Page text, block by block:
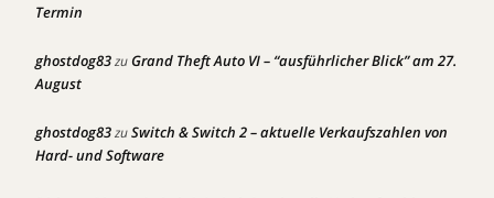
Termin
ghostdog83zuGrand Theft Auto VI – “ausführlicher Blick” am 27.
August
ghostdog83zuSwitch & Switch 2 – aktuelle Verkaufszahlen von
Hard- und Software